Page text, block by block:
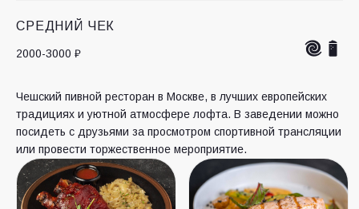
СРЕДНИЙ ЧЕК
2000-3000 ₽
Чешский пивной ресторан в Москве, в лучших европейских
традициях и уютной атмосфере лофта. В заведении можно
посидеть с друзьями за просмотром спортивной трансляции
или провести торжественное мероприятие.